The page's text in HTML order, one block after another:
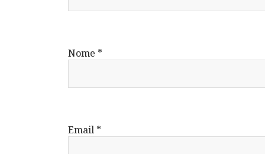
Nome *
Email *